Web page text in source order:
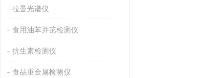
拉曼光谱仪
食用油苯并芘检测仪
抗生素检测仪
食品重金属检测仪